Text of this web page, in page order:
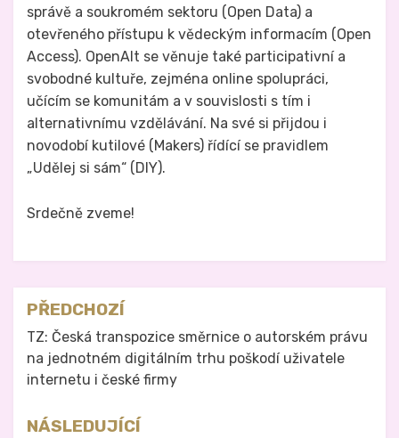
správě a soukromém sektoru (Open Data) a
otevřeného přístupu k vědeckým informacím (Open
Access). OpenAlt se věnuje také participativní a
svobodné kultuře, zejména online spolupráci,
učícím se komunitám a v souvislosti s tím i
alternativnímu vzdělávání. Na své si přijdou i
novodobí kutilové (Makers) řídící se pravidlem
„Udělej si sám“ (DIY).
Srdečně zveme!
Navigace
pro
příspěvek
PŘEDCHOZÍ
TZ: Česká transpozice směrnice o autorském právu
na jednotném digitálním trhu poškodí uživatele
internetu i české firmy
NÁSLEDUJÍCÍ